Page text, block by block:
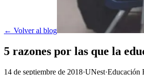
← Volver al blog
5 razones por las que la
14 de septiembre de 2018·UNest·Educación